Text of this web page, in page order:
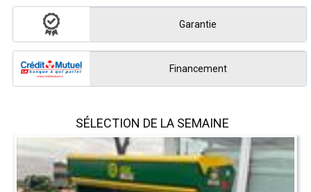
Garantie
Financement
SÉLECTION DE LA SEMAINE